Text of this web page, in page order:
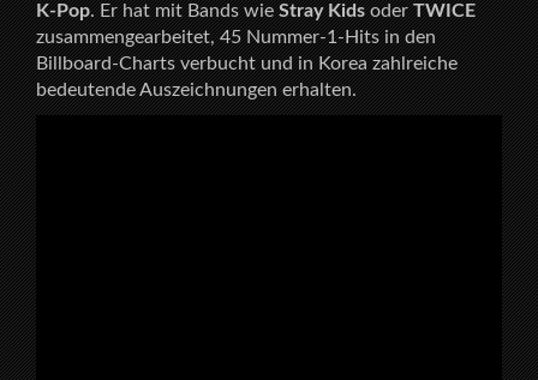
K-Pop. Er hat mit Bands wieStray KidsoderTWICE
zusammengearbeitet, 45 Nummer-1-Hits in den
Billboard-Charts verbucht und in Korea zahlreiche
bedeutende Auszeichnungen erhalten.